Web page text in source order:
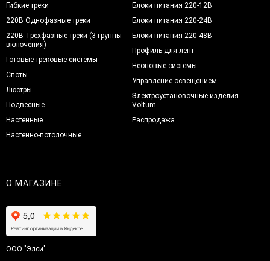
Гибкие треки
220В Однофазные треки
220В Трехфазные треки (3 группы
включения)
Готовые трековые системы
Споты
Люстры
Подвесные
Настенные
Настенно-потолочные
Блоки питания 220-12В
Блоки питания 220-24В
Блоки питания 220-48В
Профиль для лент
Неоновые системы
Управление освещением
Электроустановочные изделия
Voltum
Распродажа
О МАГАЗИНЕ
ООО "Элси"